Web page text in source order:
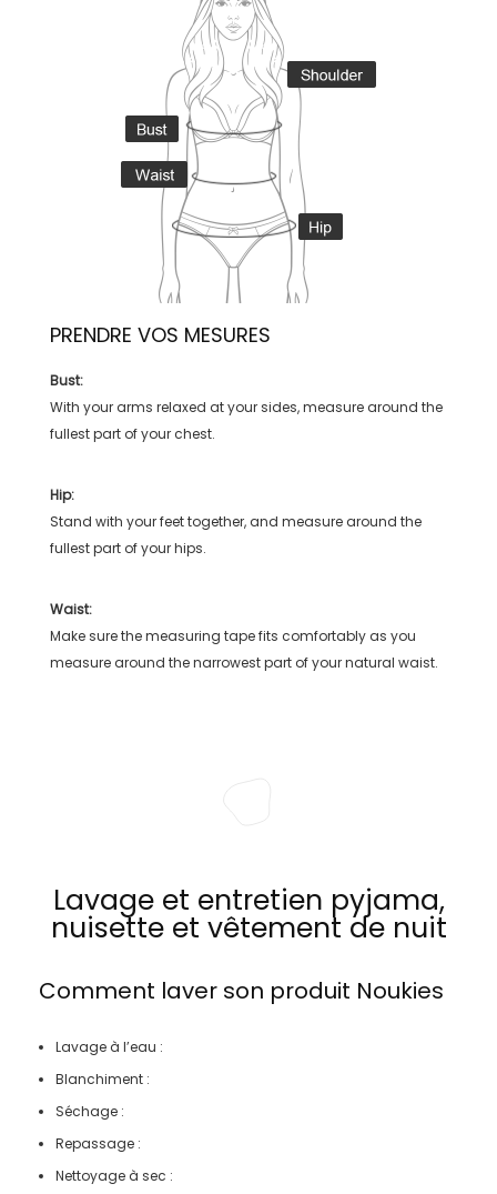
PRENDRE VOS MESURES
Bust:
With your arms relaxed at your sides, measure around the
fullest part of your chest.
Hip:
Stand with your feet together, and measure around the
fullest part of your hips.
Waist:
Make sure the measuring tape fits comfortably as you
measure around the narrowest part of your natural waist.
Lavage et entretien pyjama,
nuisette et vêtement de nuit
Comment laver son produit Noukies
Lavage à l’eau :
Blanchiment :
Séchage :
Repassage :
Nettoyage à sec :